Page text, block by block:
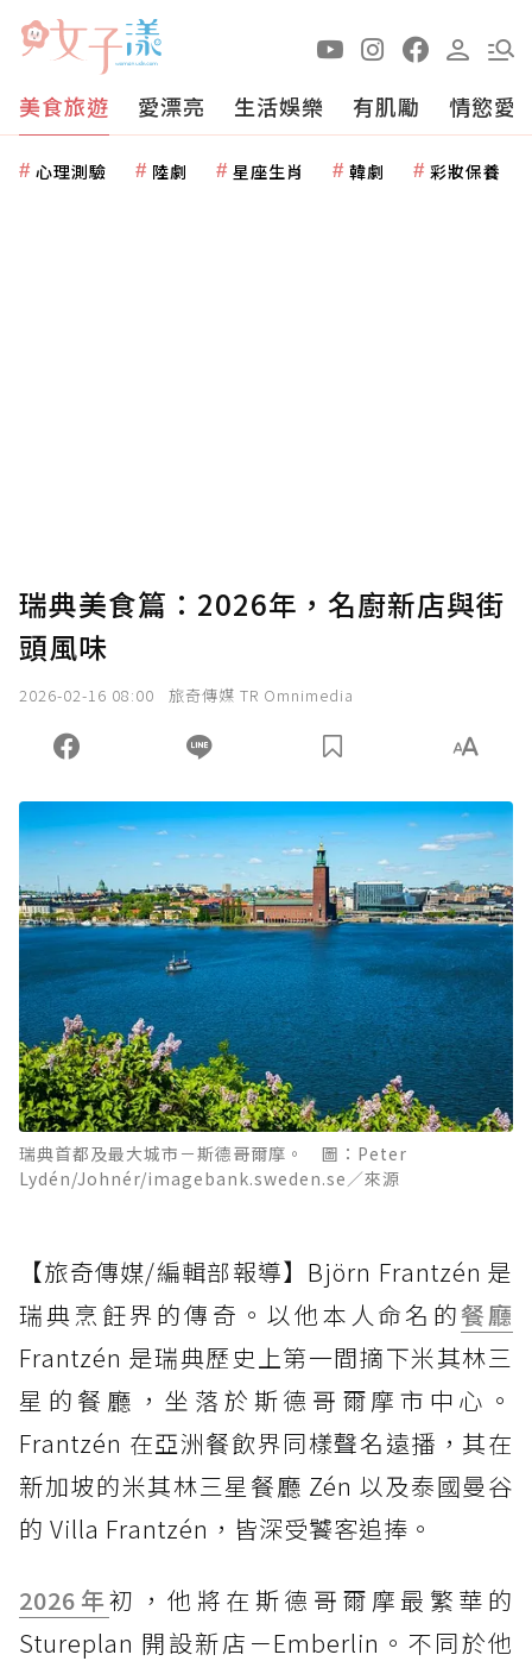
美食旅遊 愛漂亮 生活娛樂 有肌勵 情慾愛
心理測驗 陸劇 星座生肖 韓劇 彩妝保養
瑞典美食篇：2026年，名廚新店與街
頭風味
2026-02-16 08:00 旅奇傳媒 TR Omnimedia
瑞典首都及最大城市－斯德哥爾摩。 圖：Peter
Lydén/Johnér/imagebank.sweden.se／來源
【旅奇傳媒/編輯部報導】Björn Frantzén 是
瑞典烹飪界的傳奇。以他本人命名的餐廳
Frantzén 是瑞典歷史上第一間摘下米其林三
星的餐廳，坐落於斯德哥爾摩市中心。
Frantzén 在亞洲餐飲界同樣聲名遠播，其在
新加坡的米其林三星餐廳 Zén 以及泰國曼谷
的 Villa Frantzén，皆深受饕客追捧。
2026年初，他將在斯德哥爾摩最繁華的
Stureplan 開設新店－Emberlin。不同於他